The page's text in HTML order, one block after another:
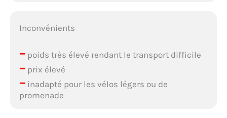
Inconvénients
–poids très élevé rendant le transport difficile
–prix élevé
–inadapté pour les vélos légers ou de
promenade